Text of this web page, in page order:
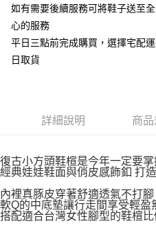
如有需要後續服務可將鞋子送至
心的服務
平日三點前完成購買，選擇宅配
日取貨
詳細說明 商
復古小方頭鞋楦是今年一定要
經典娃娃鞋面與俏皮感飾釦 打
內裡真豚皮穿著舒適透氣不打腳
軟Q的中底墊讓行走間享受輕盈
搭配適合台灣女性腳型的鞋楦